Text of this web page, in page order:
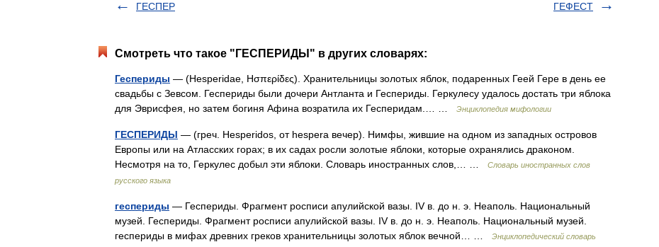
ГЕСПЕР
ГЕФЕСТ
Смотреть что такое "ГЕСПЕРИДЫ" в других словарях:
Геспериды — (Hesperidae, Ησπερίδες). Хранительницы золотых яблок, подаренных Геей Гере в день ее
свадьбы с Зевсом. Геспериды были дочери Антланта и Геспериды. Геркулесу удалось достать три яблока
для Эврисфея, но затем богиня Афина возратила их Гесперидам.… …
Энциклопедия мифологии
ГЕСПЕРИДЫ — (греч. Hesperidos, от hespera вечер). Нимфы, жившие на одном из западных островов
Европы или на Атласских горах; в их садах росли золотые яблоки, которые охранялись драконом.
Несмотря на то, Геркулес добыл эти яблоки. Словарь иностранных слов,… …
Словарь иностранных слов
русского языка
геспериды — Геспериды. Фрагмент росписи апулийской вазы. IV в. до н. э. Неаполь. Национальный
музей. Геспериды. Фрагмент росписи апулийской вазы. IV в. до н. э. Неаполь. Национальный музей.
геспериды в мифах древних греков хранительницы золотых яблок вечной… …
Энциклопедический словарь